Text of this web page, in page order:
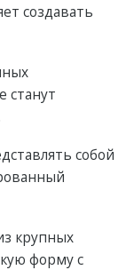
создавать
станут
собой
крупных
форму с